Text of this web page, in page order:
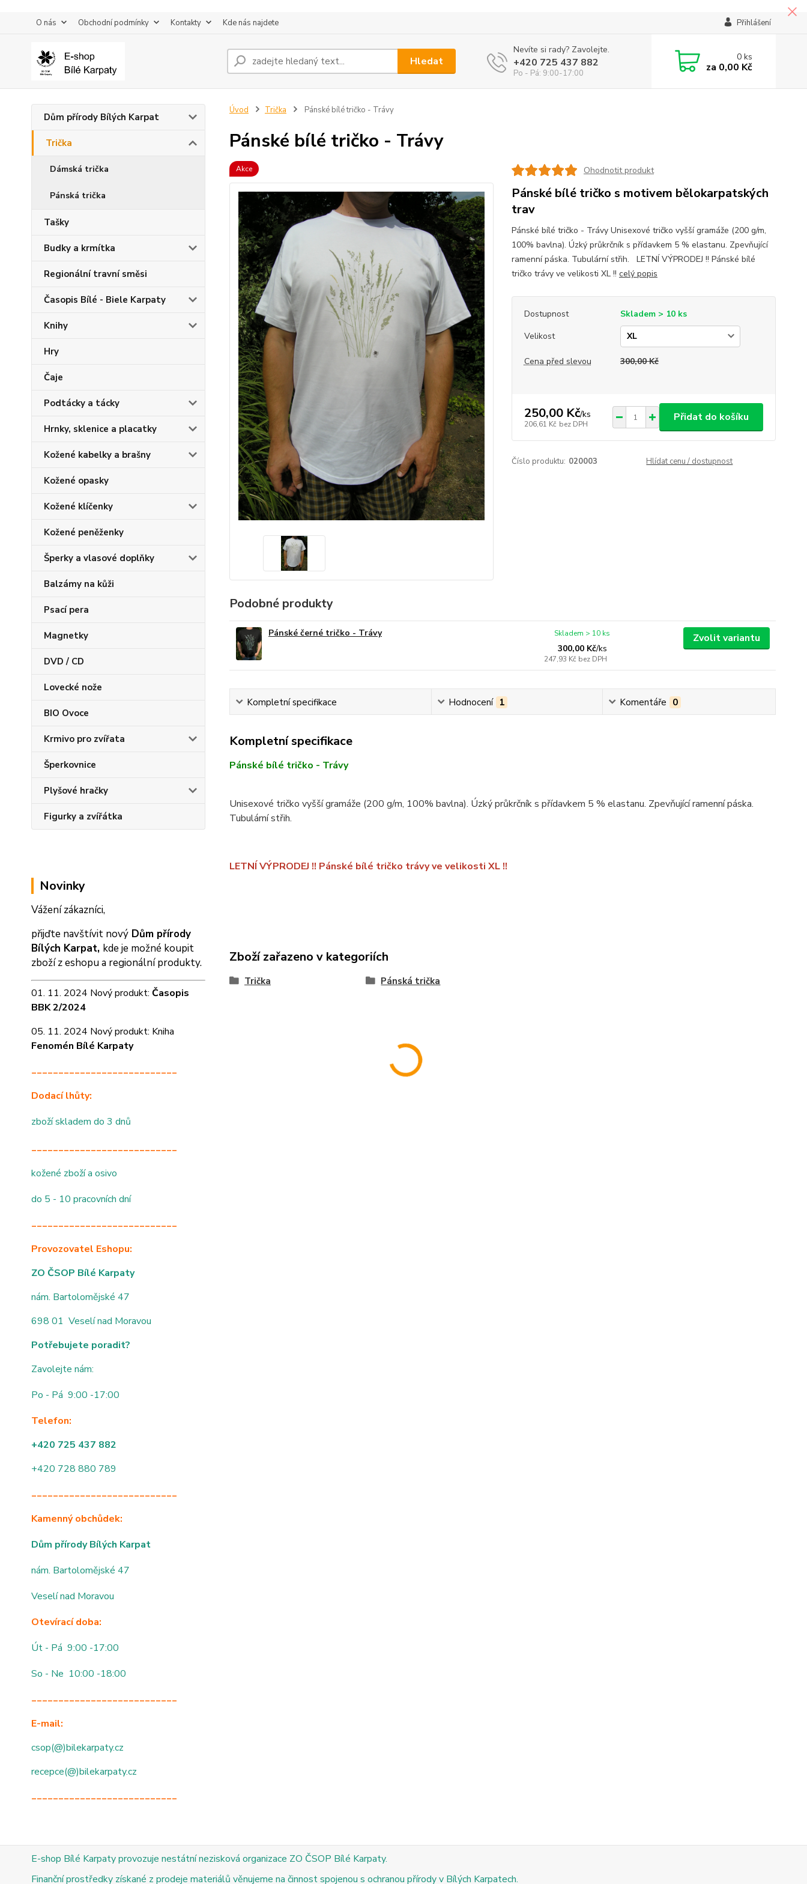
O nás Obchodní podmínky Kontakty Kde nás najdete Přihlášení
Hledat
Nevíte si rady? Zavolejte.
+420 725 437 882
Po - Pá: 9:00-17:00
0ks
za 0,00 Kč
Dům přírody Bílých Karpat
Trička
Dámská trička
Pánská trička
Tašky
Budky a krmítka
Regionální travní směsi
Časopis Bílé - Biele Karpaty
Knihy
Hry
Čaje
Podtácky a tácky
Hrnky, sklenice a placatky
Kožené kabelky a brašny
Kožené opasky
Kožené klíčenky
Kožené peněženky
Šperky a vlasové doplňky
Balzámy na kůži
Psací pera
Magnetky
DVD / CD
Lovecké nože
BIO Ovoce
Krmivo pro zvířata
Šperkovnice
Plyšové hračky
Figurky a zvířátka
Novinky
Vážení zákazníci,
přijďte navštívit nový Dům přírody
Bílých Karpat, kde je možné koupit
zboží z eshopu a regionální produkty.
01. 11. 2024 Nový produkt: Časopis
BBK 2/2024
05. 11. 2024 Nový produkt: Kniha
Fenomén Bílé Karpaty
___________________________
Dodací lhůty:
zboží skladem do 3 dnů
___________________________
kožené zboží a osivo
do 5 - 10 pracovních dní
___________________________
Provozovatel Eshopu:
ZO ČSOP Bílé Karpaty
nám. Bartolomějské 47
698 01 Veselí nad Moravou
Potřebujete poradit?
Zavolejte nám:
Po - Pá 9:00 -17:00
Telefon:
+420 725 437 882
+420 728 880 789
___________________________
Kamenný obchůdek:
Dům přírody Bílých Karpat
nám. Bartolomějské 47
Veselí nad Moravou
Otevírací doba:
Út - Pá 9:00 -17:00
So - Ne 10:00 -18:00
___________________________
E-mail:
csop(@)bilekarpaty.cz
recepce(@)bilekarpaty.cz
___________________________
Úvod Trička Pánské bílé tričko - Trávy
Pánské bílé tričko - Trávy
Akce Ohodnotit produkt
Pánské bílé tričko s motivem bělokarpatských
trav
Pánské bílé tričko - Trávy Unisexové tričko vyšší gramáže (200 g/m,
100% bavlna). Úzký průkrčník s přídavkem 5 % elastanu. Zpevňující
ramenní páska. Tubulární střih. LETNÍ VÝPRODEJ !! Pánské bílé
tričko trávy ve velikosti XL !! celý popis
Dostupnost
Skladem > 10 ks
Velikost
Cena před slevou 300,00 Kč
250,00 Kč/ks
206,61 Kč bez DPH
Přidat do košíku
Číslo produktu: 020003 Hlídat cenu / dostupnost
Podobné produkty
Pánské černé tričko - Trávy
300,00 Kč/ks
247,93 Kč bez DPH
Skladem > 10 ks Zvolit variantu
Kompletní specifikace Hodnocení 1 Komentáře 0
Kompletní specifikace
Pánské bílé tričko - Trávy
Unisexové tričko vyšší gramáže (200 g/m, 100% bavlna). Úzký průkrčník s přídavkem 5 % elastanu. Zpevňující ramenní páska.
Tubulární střih.
LETNÍ VÝPRODEJ !! Pánské bílé tričko trávy ve velikosti XL !!
Zboží zařazeno v kategoriích
Trička Pánská trička
E-shop Bílé Karpaty provozuje nestátní nezisková organizace ZO ČSOP Bílé Karpaty.
Finanční prostředky získané z prodeje materiálů věnujeme na činnost spojenou s ochranou přírody v Bílých Karpatech.